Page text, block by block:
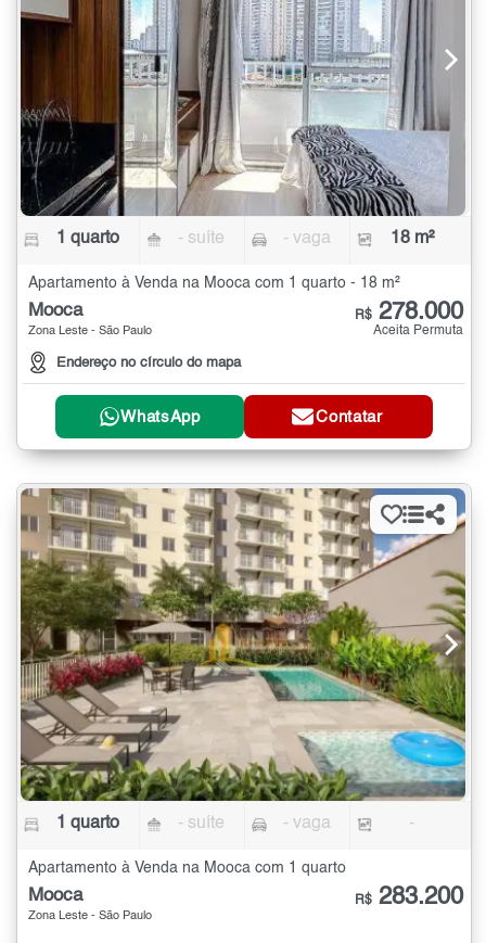
1 quarto - suíte - vaga 18 m²
Apartamento à Venda na Mooca com 1 quarto - 18 m²
Mooca
Zona Leste - São Paulo
Endereço no círculo do mapa
R$ 278.000
Aceita Permuta
WhatsApp Contatar
1 quarto - suíte - vaga -
Apartamento à Venda na Mooca com 1 quarto
Mooca
Zona Leste - São Paulo
R$ 283.200